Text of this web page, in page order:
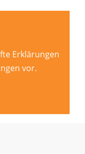
Erklärungen
vor.